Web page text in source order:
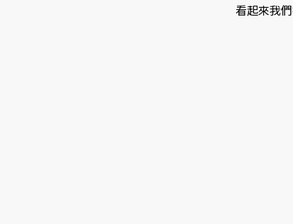
看起來我